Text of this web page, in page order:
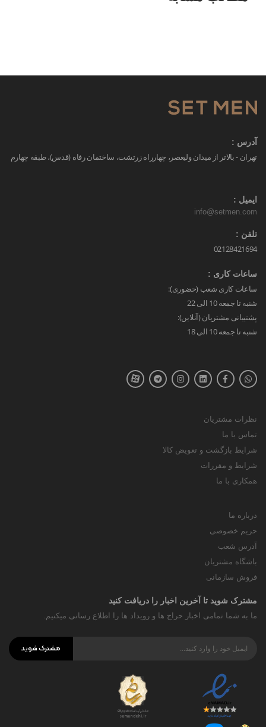
آدرس :
تهران - بالاتر از میدان ولیعصر، چهارراه زرتشت، ساختمان رفاه (قدس)، طبقه چهارم
ایمیل :
info@setmen.com
تلفن :
02128421694
ساعات کاری :
ساعات کاری شعب (حضوری):
شنبه تا جمعه 10 الی 22
پشتیبانی مشتریان (آنلاین):
شنبه تا جمعه 10 الی 18
نظرات مشتریان
تماس با ما
شرایط بازگشت و تعویض کالا
شرایط و مقررات
همکاری با ما
درباره ما
حریم خصوصی
آدرس شعب
باشگاه مشتریان
فروش سازمانی
مشترک شوید تا آخرین اخبار را دریافت کنید
ما به شما تمامی اخبار حراج ها و رویداد ها را اطلاع رسانی میکنیم.
مشترک شوید